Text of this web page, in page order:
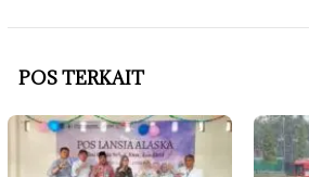
POS TERKAIT